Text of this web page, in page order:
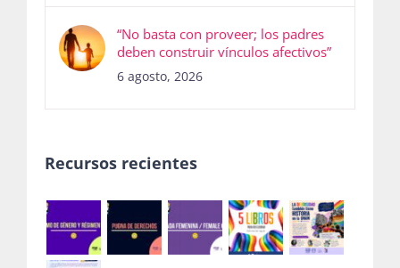
“No basta con proveer; los padres
deben construir vínculos afectivos”
6 agosto, 2026
Recursos recientes